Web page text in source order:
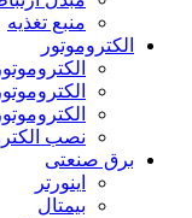
منبع تغذیه
الکتروموتور
نصب
برق صنعتی
اینورتر
بیمتال